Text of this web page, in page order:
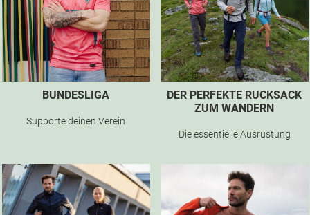
BUNDESLIGA
Supporte deinen Verein
DER PERFEKTE RUCKSACK
ZUM WANDERN
Die essentielle Ausrüstung